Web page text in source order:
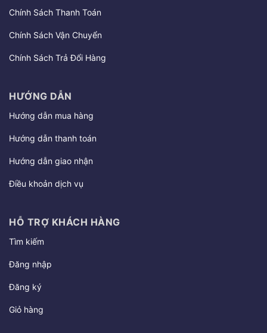
Chính Sách Thanh Toán
Chính Sách Vận Chuyển
Chính Sách Trả Đổi Hàng
HƯỚNG DẪN
Hướng dẫn mua hàng
Hướng dẫn thanh toán
Hướng dẫn giao nhận
Điều khoản dịch vụ
HỖ TRỢ KHÁCH HÀNG
Tìm kiếm
Đăng nhập
Đăng ký
Giỏ hàng